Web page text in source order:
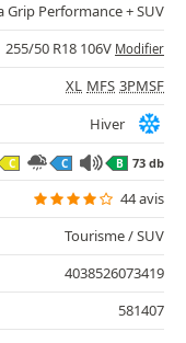
Grip Performance + SUV
255/50 R18 106V Modifier
XL MFS 3PMSF
Hiver
C C B 73 db
44 avis
Tourisme / SUV
4038526073419
581407